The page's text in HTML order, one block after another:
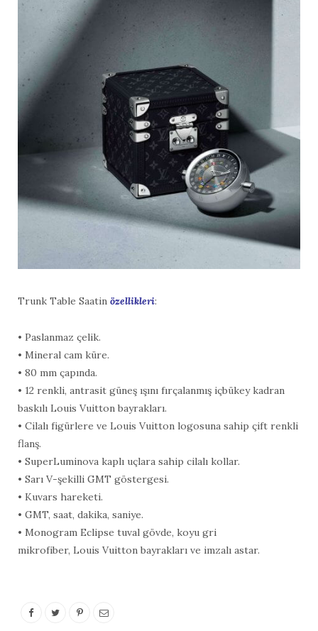
Trunk Table Saatin özellikleri:
• Paslanmaz çelik.
• Mineral cam küre.
• 80 mm çapında.
• 12 renkli, antrasit güneş ışını fırçalanmış içbükey kadran
baskılı Louis Vuitton bayrakları.
• Cilalı figürlere ve Louis Vuitton logosuna sahip çift renkli
flanş.
• SuperLuminova kaplı uçlara sahip cilalı kollar.
• Sarı V-şekilli GMT göstergesi.
• Kuvars hareketi.
• GMT, saat, dakika, saniye.
• Monogram Eclipse tuval gövde, koyu gri
mikrofiber, Louis Vuitton bayrakları ve imzalı astar.